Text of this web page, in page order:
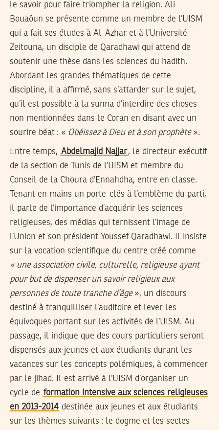
le savoir pour faire triompher la religion. Ali
Bouaôun se présente comme un membre de l’UISM
qui a fait ses études à Al-Azhar et à l’Université
Zeitouna, un disciple de Qaradhawi qui attend de
soutenir une thèse dans les sciences du hadith.
Abordant les grandes thématiques de cette
discipline, il a affirmé, sans s’attarder sur le sujet,
qu’il est possible à la sunna d’interdire des choses
non mentionnées dans le Coran en disant avec un
sourire béat : « Obéissez à Dieu et à son prophète».
Entre temps, Abdelmajid Najjar, le directeur exécutif
de la section de Tunis de l’UISM et membre du
Conseil de la Choura d’Ennahdha, entre en classe.
Tenant en mains un porte-clés à l’emblème du parti,
il parle de l’importance d’acquérir les sciences
religieuses, des médias qui ternissent l’image de
l’Union et son président Youssef Qaradhawi. Il insiste
sur la vocation scientifique du centre créé comme
« une association civile, culturelle, religieuse ayant
pour but de dispenser un savoir religieux aux
personnes de toute tranche d’âge», un discours
destiné à tranquilliser l’auditoire et lever les
équivoques portant sur les activités de l’UISM. Au
passage, il indique que des cours particuliers seront
dispensés aux jeunes et aux étudiants durant les
vacances sur les concepts polémiques, à commencer
par le jihad. Il est arrivé à l’UISM d’organiser un
cycle de formation intensive aux sciences religieuses
en 2013-2014 destinée aux jeunes et aux étudiants
sur les thèmes suivants : le dogme et les sectes